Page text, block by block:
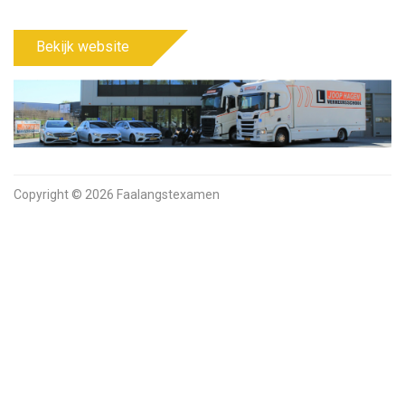
Bekijk website
Copyright © 2026 Faalangstexamen